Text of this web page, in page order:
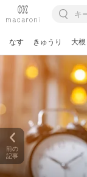
なす きゅうり 大根
前の
記事